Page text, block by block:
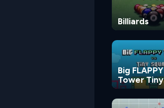
Billiards
Big FLAPPY
Tower Tiny
Square